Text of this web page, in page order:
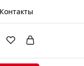
Контакты